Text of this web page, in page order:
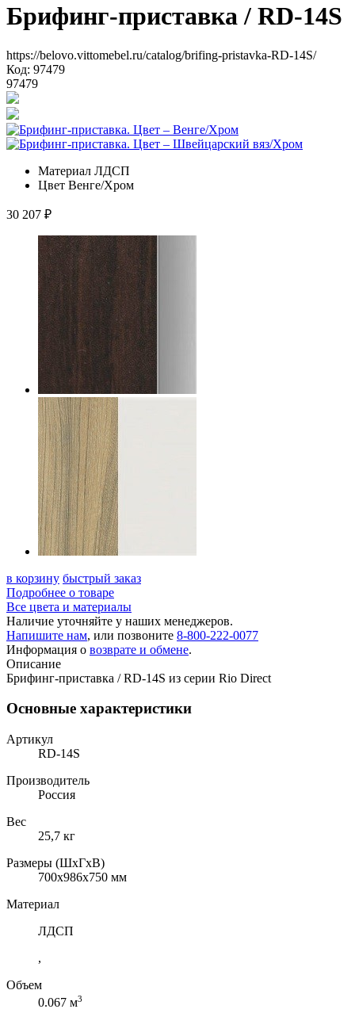
Брифинг-приставка / RD-14S
https://belovo.vittomebel.ru/catalog/brifing-pristavka-RD-14S/
Код: 97479
97479
Материал ЛДСП
Цвет Венге/Хром
30 207 ₽
в корзину быстрый заказ
Подробнее о товаре
Все цвета и материалы
Наличие уточняйте у наших менеджеров.
Напишите нам, или позвоните 8-800-222-0077
Информация о возврате и обмене.
Описание
Брифинг-приставка / RD-14S из серии Rio Direct
Основные характеристики
Артикул
RD-14S
Производитель
Россия
Вес
25,7 кг
Размеры (ШхГхВ)
700x986x750 мм
Материал
ЛДСП
,
Объем
0.067 м3